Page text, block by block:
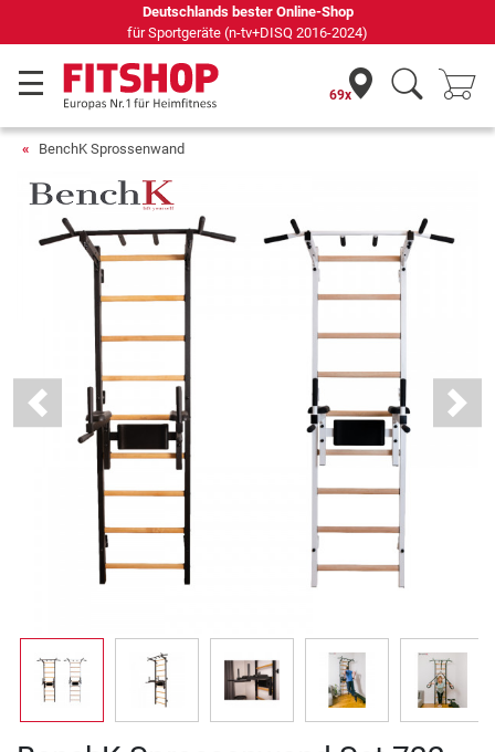
Seit 42 Jahren Ihr Experte für Heimfitness
69x
BenchK Sprossenwand
Previous Next